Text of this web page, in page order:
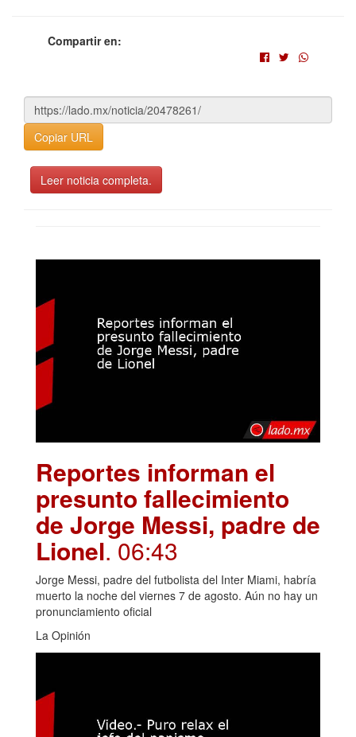
Compartir en:
Copiar URL
Leer noticia completa.
Reportes informan el
presunto fallecimiento
de Jorge Messi, padre de
Lionel. 06:43
Jorge Messi, padre del futbolista del Inter Miami, habría
muerto la noche del viernes 7 de agosto. Aún no hay un
pronunciamiento oficial
La Opinión